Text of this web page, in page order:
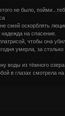
не было,
смей оскорблять
на спасение.
чтобы она
умерла, за
из тёмного
в глазах смотрела